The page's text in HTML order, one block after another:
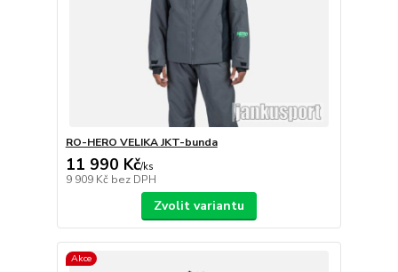
RO-HERO VELIKA JKT-bunda
11 990 Kč/ks
9 909 Kč bez DPH
Zvolit variantu
Akce